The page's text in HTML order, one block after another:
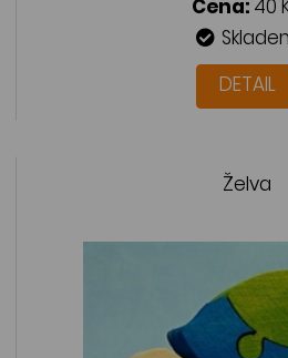
Cena: 40
DETAIL
Želva